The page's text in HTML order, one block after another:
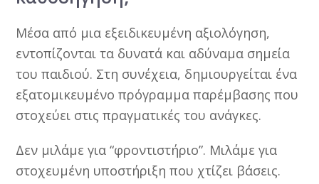
Μέσα από μια εξειδικευμένη αξιολόγηση,
εντοπίζονται τα δυνατά και αδύναμα σημεία
του παιδιού. Στη συνέχεια, δημιουργείται ένα
εξατομικευμένο πρόγραμμα παρέμβασης που
στοχεύει στις πραγματικές του ανάγκες.
Δεν μιλάμε για “φροντιστήριο”. Μιλάμε για
στοχευμένη υποστήριξη που χτίζει βάσεις.